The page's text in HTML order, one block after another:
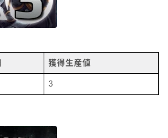
獲得生産値
3